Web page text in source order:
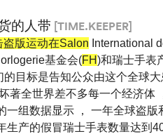
的人带 [TIME.KEEPER]
版运动在Salon International
基金会(FH)和瑞士手表
目标是告知公众由这个全球大
著全世界差不多每一个经济体
一组数据显示 ， 一年全球盗
生产的假冒瑞士手表数量达到